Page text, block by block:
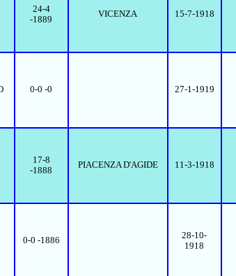
24-4
-1889
VICENZA 15-7-1918
0-0 -0 27-1-1919
17-8
-1888
PIACENZA D'AGIDE 11-3-1918
0-0 -1886
28-10-
1918